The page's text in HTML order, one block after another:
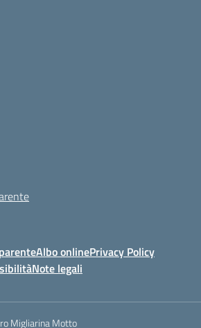
Albo onlinePrivacy Policy
Note legali
Migliarina Motto